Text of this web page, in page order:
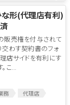
な形(代理店有利)
販売権を付与されて
交わす契約書のフォ
店サイドを有利にす
こ...
務
代理店